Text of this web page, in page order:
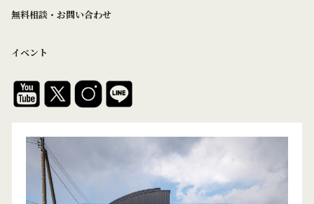
無料相談・お問い合わせ
イベント